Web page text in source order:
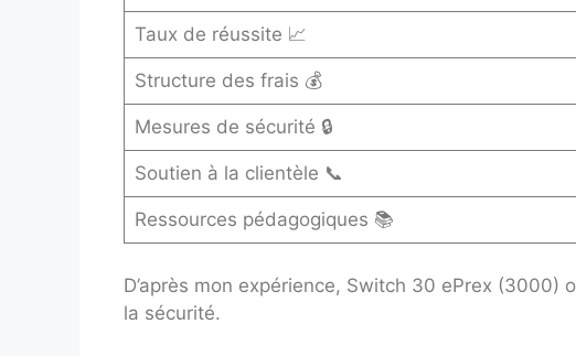
Taux de réussite 📈
Structure des frais 💰
Mesures de sécurité 🔒
Soutien à la clientèle 📞
Ressources pédagogiques 📚
D’après mon expérience, Switch 30 ePrex
la sécurité.